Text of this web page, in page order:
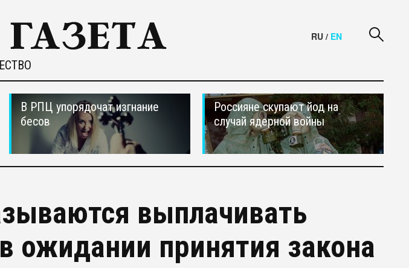
RU / EN
В РПЦ упорядочат изгнание
бесов
Россияне скупают йод на
случай ядерной войны
выплачивать
ожидании принятия закона